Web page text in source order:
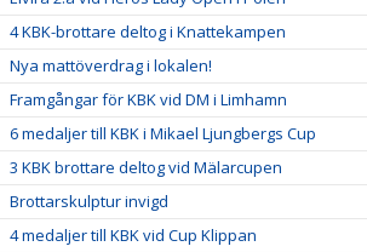
4 KBK-brottare deltog i Knattekampen
Nya mattöverdrag i lokalen!
Framgångar för KBK vid DM i Limhamn
6 medaljer till KBK i Mikael Ljungbergs Cup
3 KBK brottare deltog vid Mälarcupen
Brottarskulptur invigd
4 medaljer till KBK vid Cup Klippan